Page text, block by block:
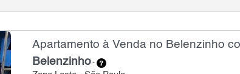
Apartamento à Venda no Belenzinho
Belenzinho-